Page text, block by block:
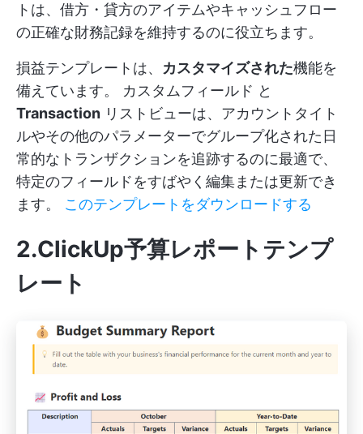
トは、借方・貸方のアイテムやキャッシュフロー
の正確な財務記録を維持するのに役立ちます。
損益テンプレートは、 カスタマイズされた機能を
備えています。 カスタムフィールド と
Transaction リストビューは、アカウントタイト
ルやその他のパラメーターでグループ化された日
常的なトランザクションを追跡するのに最適で、
特定のフィールドをすばやく編集または更新でき
ます。 このテンプレートをダウンロードする
2.ClickUp予算レポートテンプ
レート